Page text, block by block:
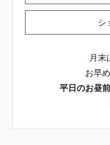
シ
月末
お早
平日のお昼